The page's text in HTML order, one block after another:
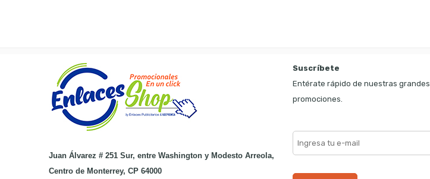
Juan Álvarez # 251 Sur, entre Washington y Modesto Arreola,
Centro de Monterrey, CP 64000
Suscríbete
Entérate rápido de nuestras grandes
promociones.